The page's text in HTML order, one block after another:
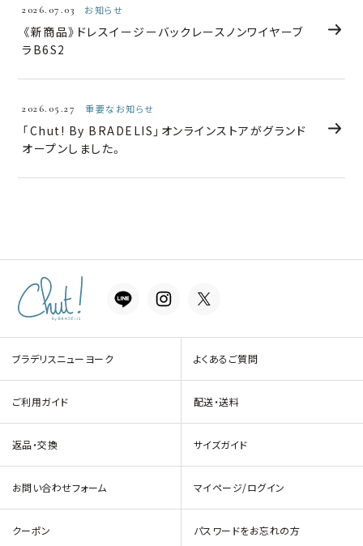
2026.07.03 お知らせ
《新商品》ドレスイージーバックレースノンワイヤーブ
ラB6S2
2026.05.27 重要なお知らせ
「Chut! By BRADELIS」オンラインストアがグランド
オープンしました。
ブラデリスニューヨーク よくあるご質問
ご利用ガイド 配送・送料
返品・交換 サイズガイド
お問い合わせフォーム マイページ/ログイン
クーポン パスワードをお忘れの方